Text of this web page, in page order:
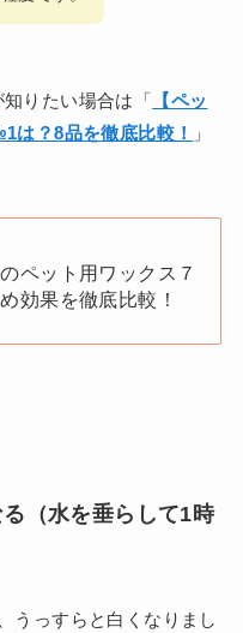
りたい場合は「 【ペッ
は？8品を徹底比較！
」
のペット用ワックス７
効果を徹底比較！
（水を垂らして1時
うっすらと白くなりまし